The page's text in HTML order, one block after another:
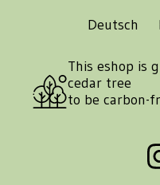
Deutsch
This eshop is
cedar tree
to be carbon-